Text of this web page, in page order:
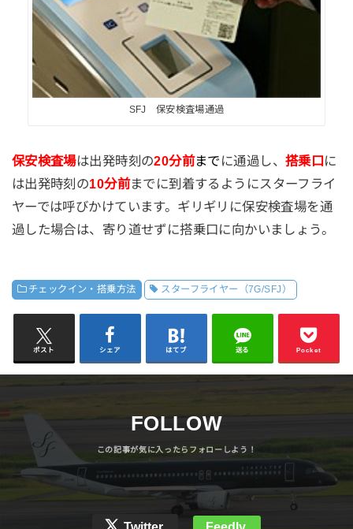
SFJ 保安検査場通過
保安検査場は出発時刻の20分前まで に通過し、 搭乗口に
は出発時刻の10分前までに到着するようにスターフライ
ヤーでは呼びかけています。ギリギリに保安検査場を通
過した場合は、寄り道せずに搭乗口に向かいましょう。
チェックイン・搭乗方法 スターフライヤー（7G/SFJ）
ポスト シェア はてブ 送る Pocket
FOLLOW